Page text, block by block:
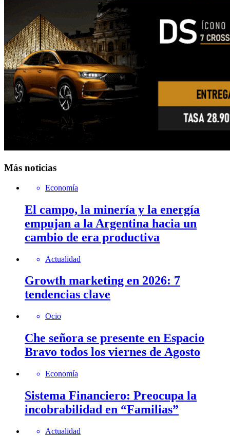
Más noticias
Economía
El campo, la minería y la energía
empujan a la Argentina hacia un
cambio de era productiva
Actualidad
Growth marketing en 2026: 7
tendencias clave
Ocio
Che señora se presente en Espacio
Bravo todos los viernes de Agosto
Economía
Sistema Financiero: Preocupa la
incobrabilidad en “Familias”
Actualidad